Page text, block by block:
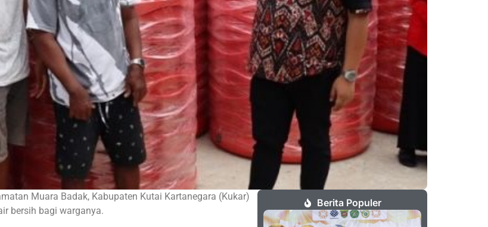
Muara Badak, Kabupaten Kutai Kartanegara (Kukar)
bersih bagi warganya.
Berita Populer